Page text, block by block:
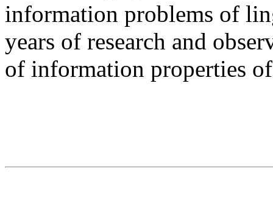
information problems of
years of research and
of information properties